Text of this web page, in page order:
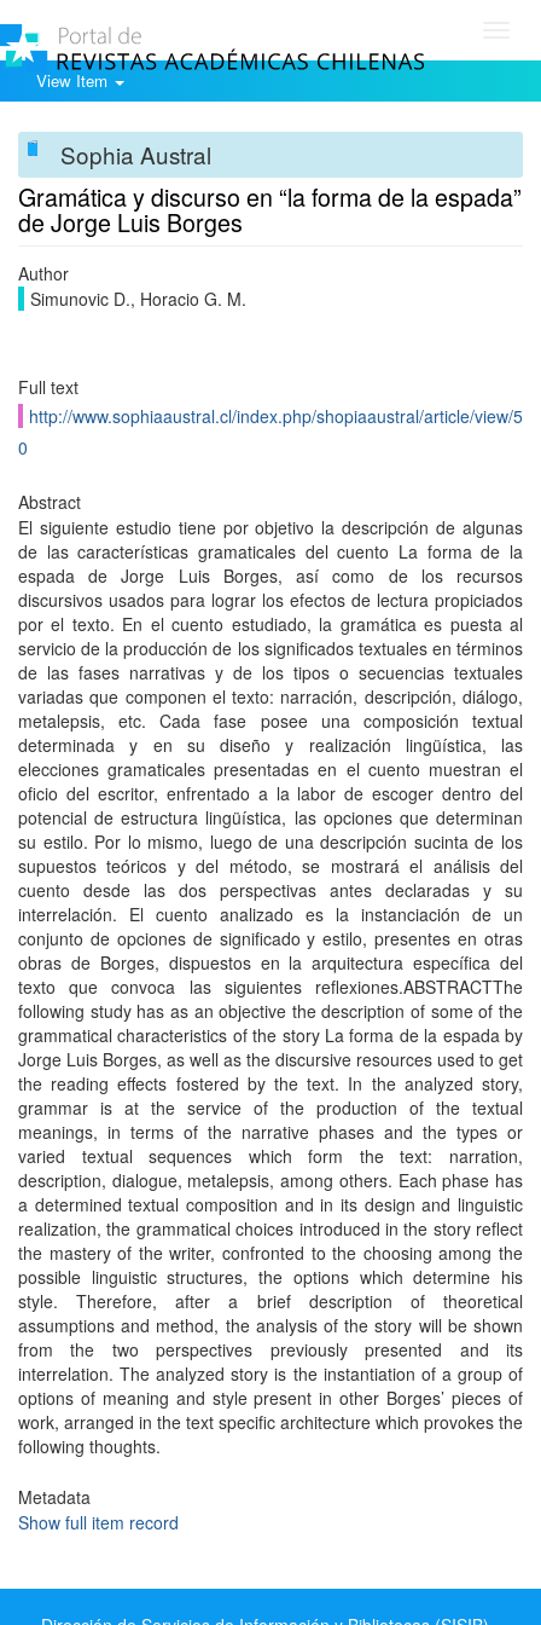
View Item
Sophia Austral
Gramática y discurso en “la forma de la espada”
de Jorge Luis Borges
Author
Simunovic D., Horacio G. M.
Full text
http://www.sophiaaustral.cl/index.php/shopiaaustral/article/view/5
0
Abstract
El siguiente estudio tiene por objetivo la descripción de algunas
de las características gramaticales del cuento La forma de la
espada de Jorge Luis Borges, así como de los recursos
discursivos usados para lograr los efectos de lectura propiciados
por el texto. En el cuento estudiado, la gramática es puesta al
servicio de la producción de los significados textuales en términos
de las fases narrativas y de los tipos o secuencias textuales
variadas que componen el texto: narración, descripción, diálogo,
metalepsis, etc. Cada fase posee una composición textual
determinada y en su diseño y realización lingüística, las
elecciones gramaticales presentadas en el cuento muestran el
oficio del escritor, enfrentado a la labor de escoger dentro del
potencial de estructura lingüística, las opciones que determinan
su estilo. Por lo mismo, luego de una descripción sucinta de los
supuestos teóricos y del método, se mostrará el análisis del
cuento desde las dos perspectivas antes declaradas y su
interrelación. El cuento analizado es la instanciación de un
conjunto de opciones de significado y estilo, presentes en otras
obras de Borges, dispuestos en la arquitectura específica del
texto que convoca las siguientes reflexiones.ABSTRACTThe
following study has as an objective the description of some of the
grammatical characteristics of the story La forma de la espada by
Jorge Luis Borges, as well as the discursive resources used to get
the reading effects fostered by the text. In the analyzed story,
grammar is at the service of the production of the textual
meanings, in terms of the narrative phases and the types or
varied textual sequences which form the text: narration,
description, dialogue, metalepsis, among others. Each phase has
a determined textual composition and in its design and linguistic
realization, the grammatical choices introduced in the story reflect
the mastery of the writer, confronted to the choosing among the
possible linguistic structures, the options which determine his
style. Therefore, after a brief description of theoretical
assumptions and method, the analysis of the story will be shown
from the two perspectives previously presented and its
interrelation. The analyzed story is the instantiation of a group of
options of meaning and style present in other Borges’ pieces of
work, arranged in the text specific architecture which provokes the
following thoughts.
Metadata
Show full item record